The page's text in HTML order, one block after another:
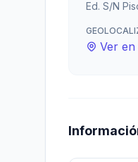
Ed. S/N
Ver